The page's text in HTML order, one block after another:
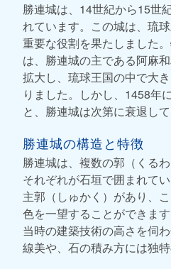
勝連城は、14世紀から15世
れています。この城は、琉
重要な役割を果たしました
は、勝連城の主である阿麻
拡大し、琉球王国の中で大
りました。しかし、1458年
と、勝連城は次第に衰退して
勝連城の構造と特徴
勝連城は、複数の郭（くる
それぞれが石垣で囲まれて
主郭（しゅかく）があり、
色を一望することができま
当時の建築技術の高さを伺
線美や、石の積み方には独